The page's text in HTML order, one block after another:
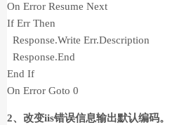
On Error Resume Next
If Err Then
Response.Write Err.Description
Response.End
End If
On Error Goto 0
2、改变iis错误信息输出默认编码。